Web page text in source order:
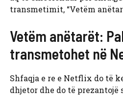
transmetimit, “Vetëm
Vetëm anëtarët:
transmetohet në
Shfaqja e re e Netflix do të
dhjetor dhe do të